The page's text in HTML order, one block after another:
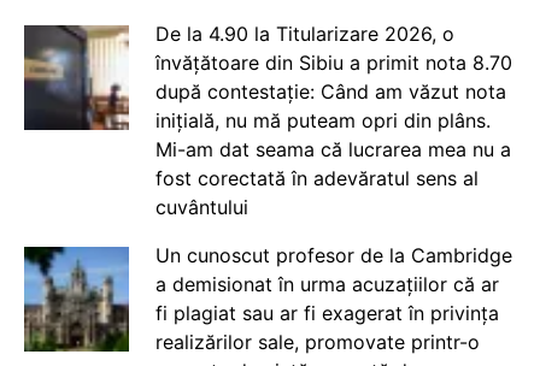
De la 4.90 la Titularizare 2026, o
învățătoare din Sibiu a primit nota 8.70
după contestație: Când am văzut nota
inițială, nu mă puteam opri din plâns.
Mi-am dat seama că lucrarea mea nu a
fost corectată în adevăratul sens al
cuvântului
Un cunoscut profesor de la Cambridge
a demisionat în urma acuzațiilor că ar
fi plagiat sau ar fi exagerat în privința
realizărilor sale, promovate printr-o